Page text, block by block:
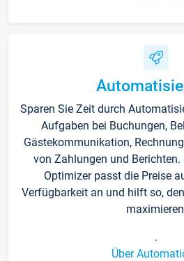
Sparen Sie Zeit durch
Aufgaben bei Buchungen,
Gästekommunikation,
von Zahlungen und Berichten.
Optimizer passt die Preise
Verfügbarkeit an und hilft so,
.
Über